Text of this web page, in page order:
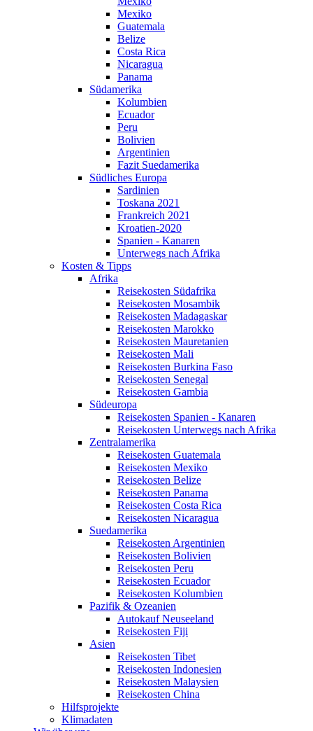
Mexiko
Guatemala
Belize
Costa Rica
Nicaragua
Panama
Südamerika
Kolumbien
Ecuador
Peru
Bolivien
Argentinien
Fazit Suedamerika
Südliches Europa
Sardinien
Toskana 2021
Frankreich 2021
Kroatien-2020
Spanien - Kanaren
Unterwegs nach Afrika
Kosten & Tipps
Afrika
Reisekosten Südafrika
Reisekosten Mosambik
Reisekosten Madagaskar
Reisekosten Marokko
Reisekosten Mauretanien
Reisekosten Mali
Reisekosten Burkina Faso
Reisekosten Senegal
Reisekosten Gambia
Südeuropa
Reisekosten Spanien - Kanaren
Reisekosten Unterwegs nach Afrika
Zentralamerika
Reisekosten Guatemala
Reisekosten Mexiko
Reisekosten Belize
Reisekosten Panama
Reisekosten Costa Rica
Reisekosten Nicaragua
Suedamerika
Reisekosten Argentinien
Reisekosten Bolivien
Reisekosten Peru
Reisekosten Ecuador
Reisekosten Kolumbien
Pazifik & Ozeanien
Autokauf Neuseeland
Reisekosten Fiji
Asien
Reisekosten Tibet
Reisekosten Indonesien
Reisekosten Malaysien
Reisekosten China
Hilfsprojekte
Klimadaten